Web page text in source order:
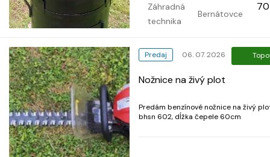
Záhradná
technika
Bernátovce
Predaj 06. 07. 2026
Nožnice na živý plot
Predám benzínové nožnice na živý
bhsn 602, dĺžka čepele 60cm